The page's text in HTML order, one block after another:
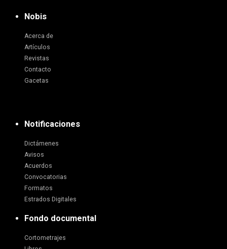
Nobis
Acerca de
Artículos
Revistas
Contacto
Gacetas
Notificaciones
Dictámenes
Avisos
Acuerdos
Convocatorias
Formatos
Estrados Digitales
Fondo documental
Cortometrajes